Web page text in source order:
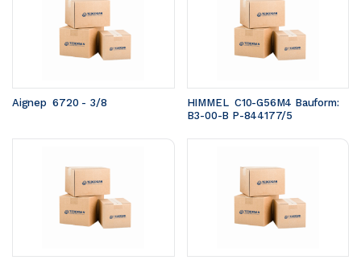
Aignep  6720 - 3/8
HIMMEL  C10-G56M4 Bauform:
B3-00-B P-844177/5